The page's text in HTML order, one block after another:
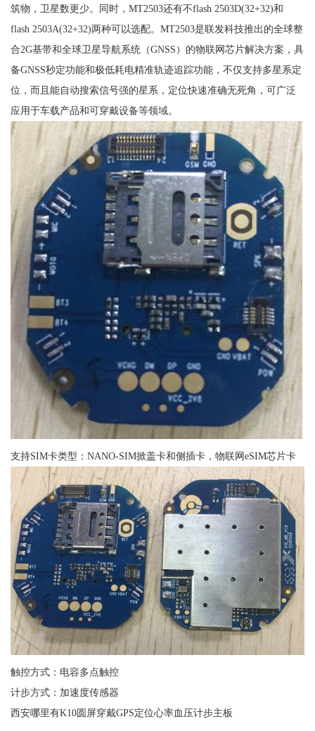
筑物，卫星数更少。同时，MT2503还有不flash 2503D(32+32)和
flash 2503A(32+32)两种可以选配。MT2503是联发科技推出的全球整
合2G基带和全球卫星导航系统（GNSS）的物联网芯片解决方案，具
备GNSS秒定功能和极低耗电精准轨迹追踪功能，不仅支持多星系定
位，而且能自动搜索信号强的星系，定位快速准确无死角，可广泛
应用于车载产品和可穿戴设备等领域。
支持SIM卡类型：NANO-SIM掀盖卡和侧插卡，物联网eSIM芯片卡
触控方式：电容多点触控
计步方式：加速度传感器
西安哪里有K10圆屏穿戴GPS定位心率血压计步主板